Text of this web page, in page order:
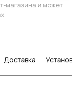
магазина и может
Доставка Установка